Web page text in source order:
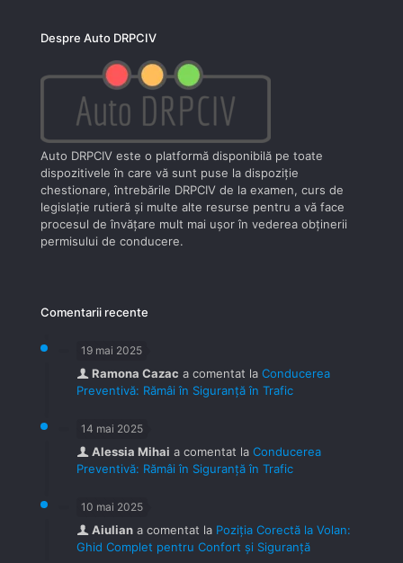
Despre Auto DRPCIV
Auto DRPCIV este o platformă disponibilă pe toate
dispozitivele în care vă sunt puse la dispoziţie
chestionare, întrebările DRPCIV de la examen, curs de
legislaţie rutieră şi multe alte resurse pentru a vă face
procesul de învăţare mult mai uşor în vederea obţinerii
permisului de conducere.
Comentarii recente
19 mai 2025
Ramona Cazac a comentat la Conducerea
Preventivă: Rămâi în Siguranță în Trafic
14 mai 2025
Alessia Mihai a comentat la Conducerea
Preventivă: Rămâi în Siguranță în Trafic
10 mai 2025
Aiulian a comentat la Poziția Corectă la Volan:
Ghid Complet pentru Confort și Siguranță